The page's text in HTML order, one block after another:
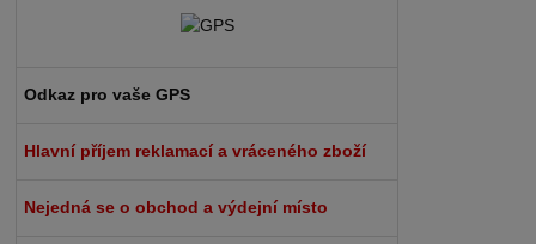
Odkaz pro vaše GPS
Hlavní příjem reklamací a vráceného zboží
Nejedná se o obchod a výdejní místo